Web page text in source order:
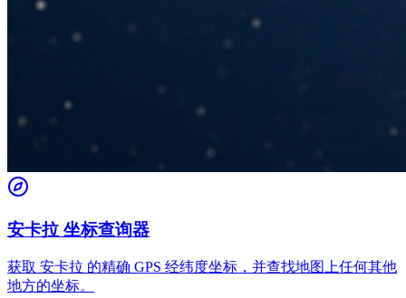
安卡拉 坐标查询器
获取 安卡拉 的精确 GPS 经纬度坐标，并查找地图上任何其他
地方的坐标。